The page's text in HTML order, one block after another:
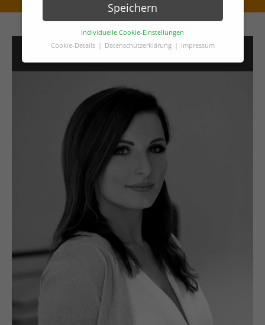
Ihr Ansprechpartner
Speichern
Individuelle Cookie-Einstellungen
Cookie-Details
Datenschutzerklärung Impressum
Datenschutzeinstellungen
verwendeten Cookies. Sie können Ihre
Einwilligung zu ganzen Kategorien geben oder
sich weitere Informationen anzeigen lassen und
so nur bestimmte Cookies auswählen.
Alle akzeptieren Speichern
Essenziell (1)
Essenzielle Cookies ermöglichen grundlegende
Funktionen und sind für die einwandfreie Funktion der
Website erforderlich.
Cookie-Informationen anzeigen
Funktionale Cookies (2)
Mit Tools von externen Anbietern wie z.B. Youtube oder
GoogleMaps möchten wir unseren Besuchern einen
Cookie-Informationen anzeigen